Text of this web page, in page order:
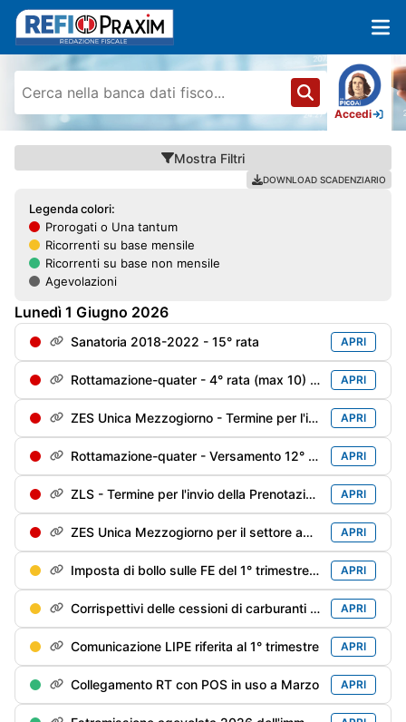
Accedi
Mostra Filtri
DOWNLOAD SCADENZIARIO
Legenda colori:
Prorogati o Una tantum
Ricorrenti su base mensile
Ricorrenti su base non mensile
Agevolazioni
Lunedì 1 Giugno 2026
Sanatoria 2018-2022 - 15° rata APRI
Rottamazione-quater - 4° rata (max 10) soggetti decaduti al 31/12/2024 e riammessi APRI
ZES Unica Mezzogiorno - Termine per l'invio della Prenotazione degli investimenti sostenuti dal 1/01/2026 e che si prevede di sostenere fino al 31/12/2026 APRI
Rottamazione-quater - Versamento 12° di 18 rate trimestrali APRI
ZLS - Termine per l'invio della Prenotazione degli investimenti sostenuti dal 1/01/2026 e che si prevede di sostenere fino al 31/12/2026 APRI
ZES Unica Mezzogiorno per il settore agricolo: termine per l'invio della Prenotazione degli investimenti sostenuti dal 1/01/2026 e che si prevede di sostenere fino al 15/11/2026 APRI
Imposta di bollo sulle FE del 1° trimestre - Versamento (differibile al 2° trimestre se il debito è inferiore a €. 5.000) APRI
Corrispettivi delle cessioni di carburanti di aprile - Trasmissione alle Dogane APRI
Comunicazione LIPE riferita al 1° trimestre APRI
Collegamento RT con POS in uso a Marzo APRI